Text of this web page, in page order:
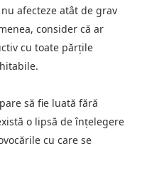
afecteze atât de grav
consider că ar
cu toate părțile
să fie luată fără
o lipsă de înțelegere
cu care se